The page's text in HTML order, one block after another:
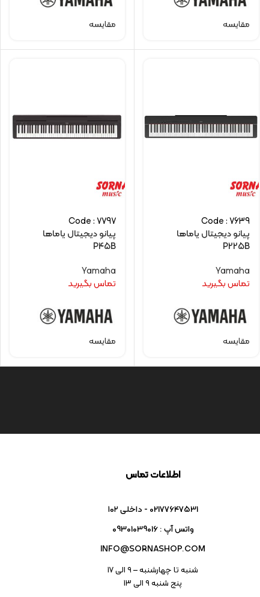
مقایسه مقایسه
Code : 7639
پیانو دیجیتال یاماها
P225B
Yamaha
تماس بگیرید
مقایسه
Code : 7797
پیانو دیجیتال یاماها
P45B
Yamaha
تماس بگیرید
مقایسه
اطلاعات تماس
02177647531 - داخلی ۱۰۲
واتس آپ : 09301039016
INFO@SORNASHOP.COM
شنبه تا چهارشنبه – ۹ الی 17
پنج شنبه ۹ الی 13